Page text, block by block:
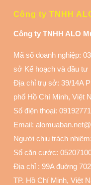
Công ty TNHH
Công ty TNHH ALO
Mã số doanh nghiệp:
sở Kế hoạch và đầu
Địa chỉ trụ sở: 39/14A
phố Hồ Chí Minh, Việt
Số điện thoại:
Email:
Người chịu trách
Số căn cước:
Địa chỉ : 99A đuờng
TP. Hồ Chí Minh, Việt